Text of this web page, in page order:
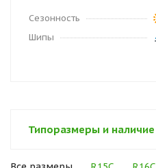
Сезонность
Шипы
Типоразмеры и наличие